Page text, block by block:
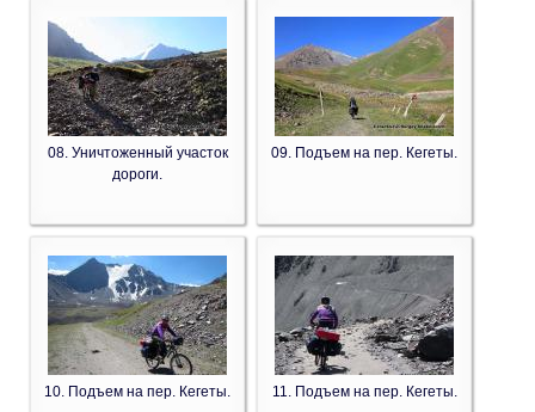
08. Уничтоженный участок
дороги.
09. Подъем на пер. Кегеты.
10. Подъем на пер. Кегеты. 11. Подъем на пер. Кегеты.